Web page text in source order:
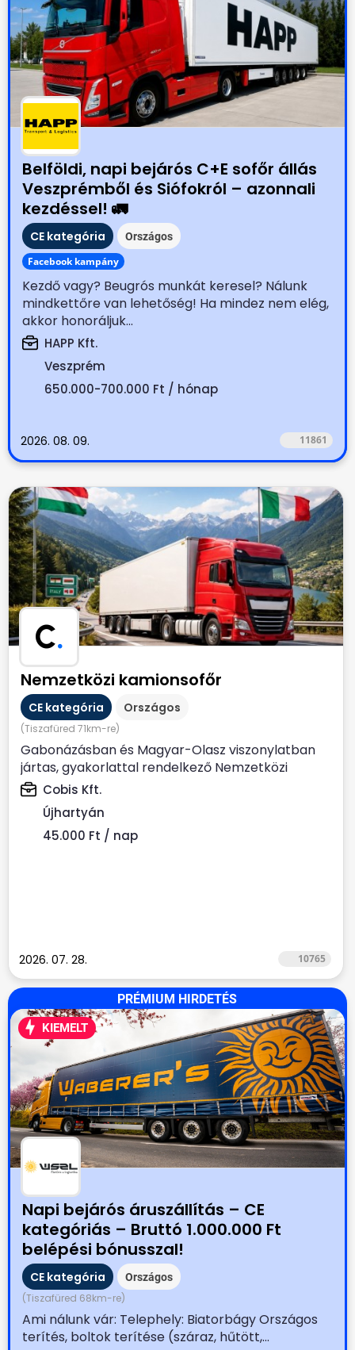
Belföldi, napi bejárós C+E sofőr állás
Veszprémből és Siófokról – azonnali
kezdéssel! 🚛
CE kategória Országos
Facebook kampány
Kezdő vagy? Beugrós munkát keresel? Nálunk
mindkettőre van lehetőség! Ha mindez nem elég,
akkor honoráljuk...
HAPP Kft.
Veszprém
650.000-700.000 Ft / hónap
2026. 08. 09. 11861
C.
Nemzetközi kamionsofőr
CE kategória Országos
(Tiszafüred 71km-re)
Gabonázásban és Magyar-Olasz viszonylatban
jártas, gyakorlattal rendelkező Nemzetközi
kamionsofőrt keresünk....
Cobis Kft.
Újhartyán
45.000 Ft / nap
2026. 07. 28. 10765
PRÉMIUM HIRDETÉS
KIEMELT
Napi bejárós áruszállítás – CE
kategóriás – Bruttó 1.000.000 Ft
belépési bónusszal!
CE kategória Országos
(Tiszafüred 68km-re)
Ami nálunk vár: Telephely: Biatorbágy Országos
terítés, boltok terítése (száraz, hűtött,...